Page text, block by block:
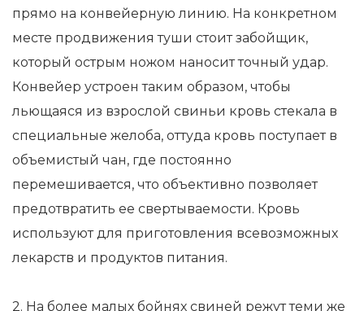
прямо на конвейерную линию. На конкретном
месте продвижения туши стоит забойщик,
который острым ножом наносит точный удар.
Конвейер устроен таким образом, чтобы
льющаяся из взрослой свиньи кровь стекала в
специальные желоба, оттуда кровь поступает в
объемистый чан, где постоянно
перемешивается, что объективно позволяет
предотвратить ее свертываемости. Кровь
используют для приготовления всевозможных
лекарств и продуктов питания.
2. На более малых бойнях свиней режут теми же